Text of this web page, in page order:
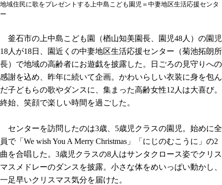
地域住民に歌をプレゼントする上中島こども園児＝中妻地区生活応援センタ
ー
釜石市の上中島こども園（楢山知美園長、園児48人）の園児
18人が18日、園近くの中妻地区生活応援センター（菊池拓朗所
長）で地域の高齢者にお遊戯を披露した。日ごろの見守りへの
感謝を込め、昨年に続いて企画。かわいらしい衣装に身を包ん
だ子どもらの歌やダンスに、集まった高齢女性12人は大喜び。
終始、笑顔で楽しい時間を過ごした。
センターを訪問したのは3歳、5歳児クラスの園児。始めに全
員で「We wish You A Merry Christmas」「にじのむこうに」の2
曲を合唱した。3歳児クラスの8人はサンタクロース姿でクリス
マスメドレーのダンスを披露。小さな体をめいっぱい動かし、
一足早いクリスマス気分を届けた。